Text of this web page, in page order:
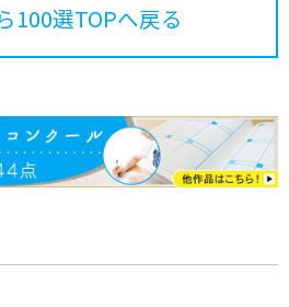
100選TOPへ戻る